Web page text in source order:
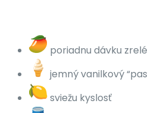
poriadnu dávku
jemný vanilkový
sviežu kyslosť